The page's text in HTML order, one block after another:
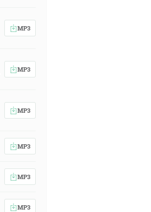
MP3
MP3
MP3
MP3
MP3
MP3